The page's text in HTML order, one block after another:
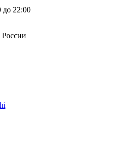
до 22:00
России